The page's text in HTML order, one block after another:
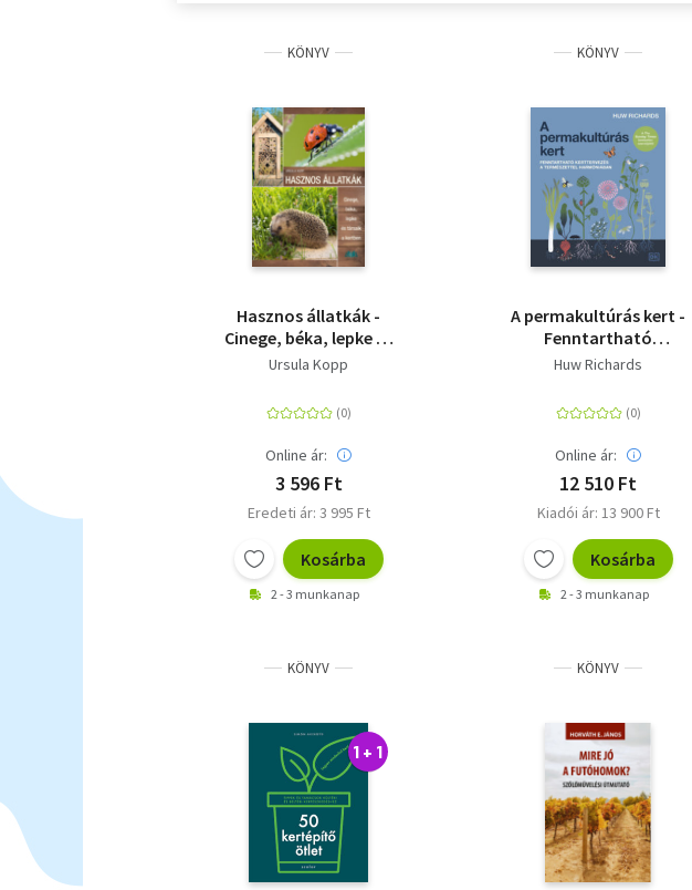
KÖNYV
Hasznos állatkák -
Cinege, béka, lepke és
társaik a kertben
Ursula Kopp
Online ár:
3 596 Ft
Eredeti ár: 3 995 Ft
Kosárba
2 - 3 munkanap
KÖNYV
A permakultúrás kert -
Fenntartható
kerttervezés a
harmóniában
Huw Richards
Online ár:
12 510 Ft
Kiadói ár: 13 900 Ft
Kosárba
2 - 3 munkanap
KÖNYV
1 + 1
KÖNYV